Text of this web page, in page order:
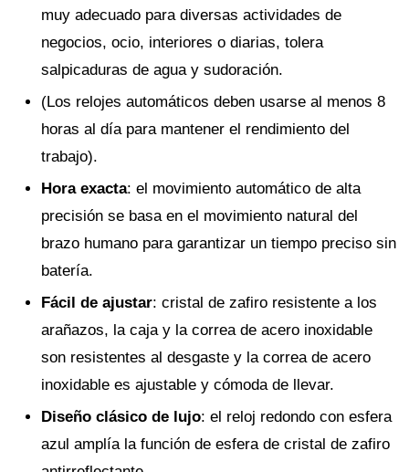
muy adecuado para diversas actividades de
negocios, ocio, interiores o diarias, tolera
salpicaduras de agua y sudoración.
(Los relojes automáticos deben usarse al menos 8
horas al día para mantener el rendimiento del
trabajo).
Hora exacta: el movimiento automático de alta
precisión se basa en el movimiento natural del
brazo humano para garantizar un tiempo preciso sin
batería.
Fácil de ajustar: cristal de zafiro resistente a los
arañazos, la caja y la correa de acero inoxidable
son resistentes al desgaste y la correa de acero
inoxidable es ajustable y cómoda de llevar.
Diseño clásico de lujo: el reloj redondo con esfera
azul amplía la función de esfera de cristal de zafiro